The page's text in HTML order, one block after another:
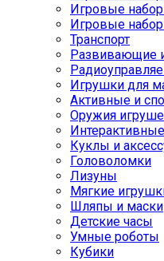
Игровые
Игровые
Транспорт
Развивающие
Игрушки для
Активные и
Оружия
Куклы и
Головоломки
Лизуны
Мягкие
Шляпы и маски
Детские часы
Умные роботы
Кубики